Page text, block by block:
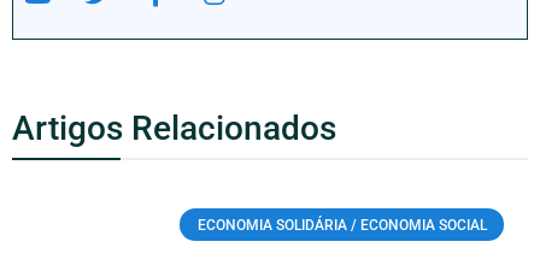
Artigos Relacionados
ECONOMIA SOLIDÁRIA / ECONOMIA SOCIAL